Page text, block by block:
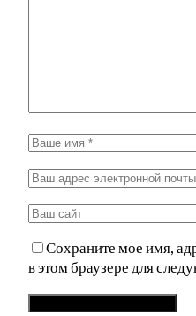
Сохраните мое имя,
в этом браузере для